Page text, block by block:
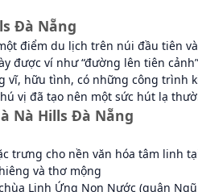
Đà Nẵng
điểm du lịch trên núi đầu tiên
được ví như “đường lên tiên
vĩ, hữu tình, có những công trình
vị đã tạo nên một sức hút lạ
Nà Hills Đà Nẵng
trưng cho nền văn hóa tâm linh
và thơ mộng
Linh Ứng Non Nước (quận